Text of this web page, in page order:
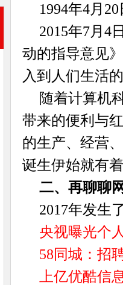
1994年4月
2015年7月4
动的指导意见
入到人们生活
随着计算机
带来的便利与
的生产、经营
诞生伊始就有
二、再聊聊
2017年发生
央视曝光个
58同城：招
上亿优酷信